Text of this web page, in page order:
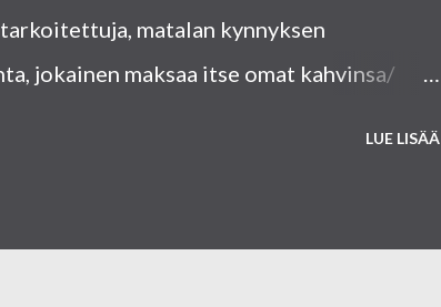
matalan kynnyksen
jokainen maksaa itse omat kahvinsa/
LUE LISÄÄ